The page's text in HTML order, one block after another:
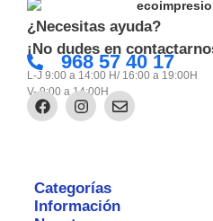
¿Necesitas ayuda?
¡No dudes en
968 57 40 17
L-J 9:00 a 14:00 H/ 16:00 a 19:00H
V- 9:00 a 14:00H
Categorías
Información